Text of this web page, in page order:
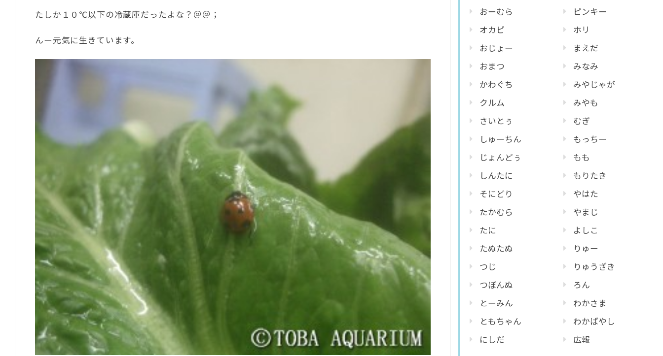
たしか１０℃以下の冷蔵庫だったよな？＠＠；
んー元気に生きています。
おーむら
オカピ
おじょー
おまつ
かわぐち
クルム
さいとぅ
しゅーちん
じょんどぅ
しんたに
そにどり
たかむら
たに
たぬたぬ
つじ
つぼんぬ
とーみん
ともちゃん
にしだ
ピンキー
ホリ
まえだ
みなみ
みやじゃが
みやも
むぎ
もっちー
もも
もりたき
やはた
やまじ
よしこ
りゅー
りゅうざき
ろん
わかさま
わかばやし
広報